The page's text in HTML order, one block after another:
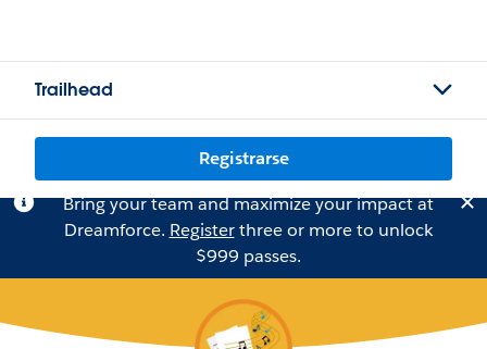
Trailhead
Registrarse
Bring your team and maximize your impact at
Dreamforce. Registerthree or more to unlock
$999 passes.